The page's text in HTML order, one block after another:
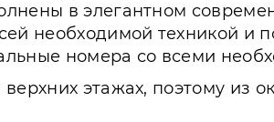
в элегантном
необходимой техникой и
номера со всеми
этажах, поэтому из